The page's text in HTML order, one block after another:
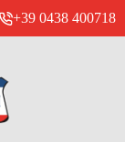
+39 0438 400718